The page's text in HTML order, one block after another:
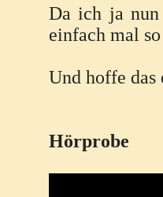
Da ich ja nun
einfach mal
Und hoffe das
Hörprobe